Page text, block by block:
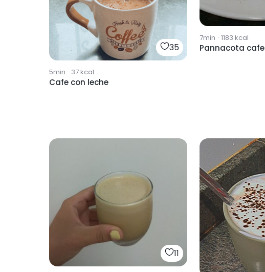
35
5min · 37kcal
Cafe con leche
7min · 1183 kcal
Pannacota cafe
11